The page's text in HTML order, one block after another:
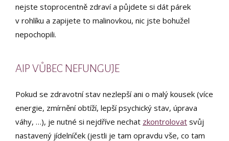
nejste stoprocentně zdraví a půjdete si dát párek
v rohlíku a zapijete to malinovkou, nic jste bohužel
nepochopili.
AIP VŮBEC NEFUNGUJE
Pokud se zdravotní stav nezlepší ani o malý kousek (více
energie, zmírnění obtíží, lepší psychický stav, úprava
váhy, …), je nutné si nejdříve nechat zkontrolovat svůj
nastavený jídelníček (jestli je tam opravdu vše, co tam